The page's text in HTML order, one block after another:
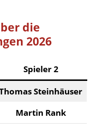
die
2026
Spieler 2
Steinhäuser
Martin Rank